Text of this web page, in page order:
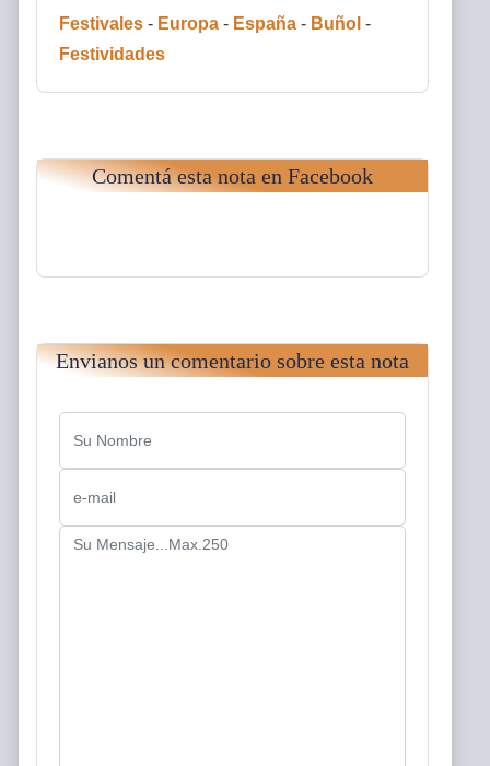
Festivales - Europa - España - Buñol -
Festividades
Comentá esta nota en Facebook
Envianos un comentario sobre esta nota